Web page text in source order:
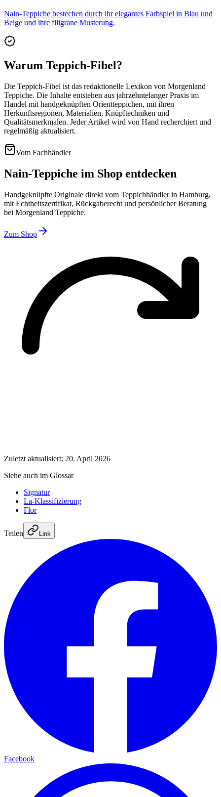
Nain-Teppiche bestechen durch ihr elegantes Farbspiel in Blau und
Beige und ihre filigrane Musterung.
Warum Teppich-Fibel?
Die Teppich-Fibel ist das redaktionelle Lexikon von Morgenland
Teppiche. Die Inhalte entstehen aus jahrzehntelanger Praxis im
Handel mit handgeknüpften Orientteppichen, mit ihren
Herkunftsregionen, Materialien, Knüpftechniken und
Qualitätsmerkmalen. Jeder Artikel wird von Hand recherchiert und
regelmäßig aktualisiert.
Vom Fachhändler
Nain-Teppiche im Shop entdecken
Handgeknüpfte Originale direkt vom Teppichhändler in Hamburg,
mit Echtheitszertifikat, Rückgaberecht und persönlicher Beratung
bei Morgenland Teppiche.
Zum Shop
Zuletzt aktualisiert: 20. April 2026
Siehe auch im Glossar
Signatur
La-Klassifizierung
Flor
Teilen Link
Facebook